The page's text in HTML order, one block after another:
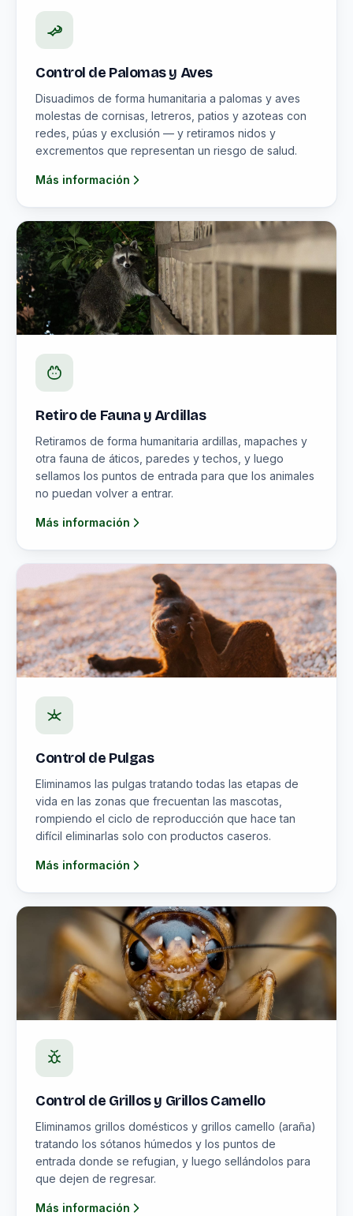
Control de Palomas y Aves
Disuadimos de forma humanitaria a palomas y aves
molestas de cornisas, letreros, patios y azoteas con
redes, púas y exclusión — y retiramos nidos y
excrementos que representan un riesgo de salud.
Más información
Retiro de Fauna y Ardillas
Retiramos de forma humanitaria ardillas, mapaches y
otra fauna de áticos, paredes y techos, y luego
sellamos los puntos de entrada para que los animales
no puedan volver a entrar.
Más información
Control de Pulgas
Eliminamos las pulgas tratando todas las etapas de
vida en las zonas que frecuentan las mascotas,
rompiendo el ciclo de reproducción que hace tan
difícil eliminarlas solo con productos caseros.
Más información
Control de Grillos y Grillos Camello
Eliminamos grillos domésticos y grillos camello (araña)
tratando los sótanos húmedos y los puntos de
entrada donde se refugian, y luego sellándolos para
que dejen de regresar.
Más información